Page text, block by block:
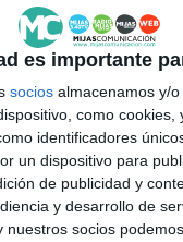
es importante
socios almacenamos y/
como cookies,
identificadores
un dispositivo para
de publicidad y
y desarrollo de
nuestros socios
Es un resort en
internacional e
países que
quiso felicitar “a
por su visión,
en definitiva,
a Mijas como